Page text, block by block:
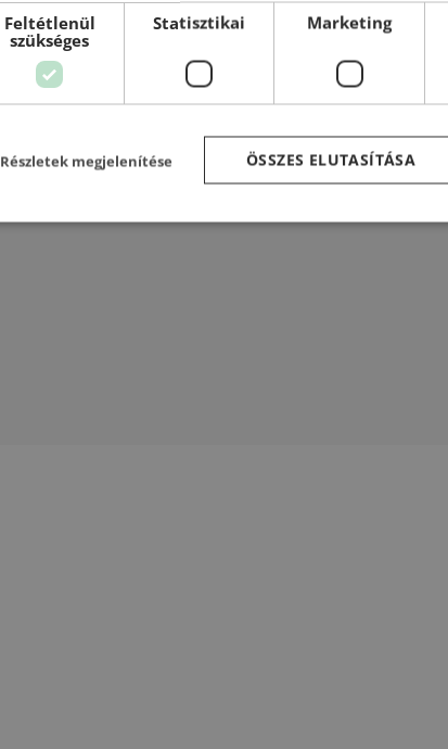
Feltétlenül
szükséges
Statisztikai Marketing
ÖSSZES ELUTASÍTÁSA
Részletek megjelenítése